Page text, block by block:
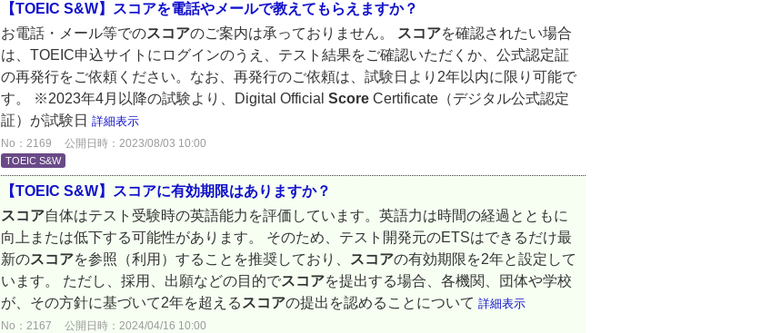
【TOEIC S&W】スコアを電話やメールで教えてもらえますか？
お電話・メール等でのスコアのご案内は承っておりません。 スコアを確認されたい場合
は、TOEIC申込サイトにログインのうえ、テスト結果をご確認いただくか、公式認定証
の再発行をご依頼ください。なお、再発行のご依頼は、試験日より2年以内に限り可能で
す。 ※2023年4月以降の試験より、Digital Official Score Certificate（デジタル公式認定
証）が試験日 詳細表示
No：2169 公開日時：2023/08/03 10:00
TOEIC S&W
【TOEIC S&W】スコアに有効期限はありますか？
スコア自体はテスト受験時の英語能力を評価しています。英語力は時間の経過とともに
向上または低下する可能性があります。 そのため、テスト開発元のETSはできるだけ最
新のスコアを参照（利用）することを推奨しており、 スコアの有効期限を2年と設定して
います。 ただし、採用、出願などの目的でスコアを提出する場合、各機関、団体や学校
が、その方針に基づいて2年を超える スコアの提出を認めることについて 詳細表示
No：2167 公開日時：2024/04/16 10:00